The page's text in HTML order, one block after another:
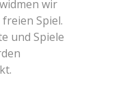
wir
Spiel.
und Spiele